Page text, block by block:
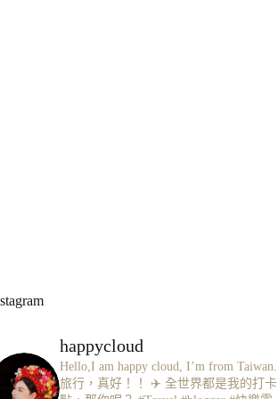
happycloud
Hello,I am happy cloud, I’m from Taiwan.
旅行，真好！！ ✈️ 全世界都是我的打卡